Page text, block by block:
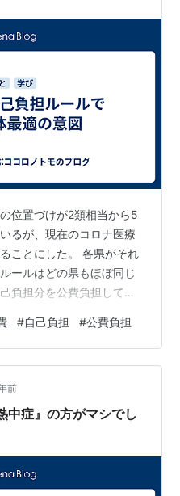
位置づけが2類相当から5
るが、現在のコロナ医療
ことにした。 各県がそれ
ールはどの県もほぼ同じ
負担分を公費負担してく
１ 公費の対象となるの
です。 ２ PCR検査等で結
判明前に薬剤処方等を行
象 外となります。 ３ 新
了した後の医療費等につ
#自己負担 #公費負担
前
中症』の方がマシでし